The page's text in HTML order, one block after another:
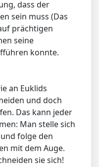
dass der
sein muss (Das
prächtigen
seine
konnte.
an Euklids
und doch
Das kann jeder
Man stelle sich
folge den
mit dem Auge.
sie sich!